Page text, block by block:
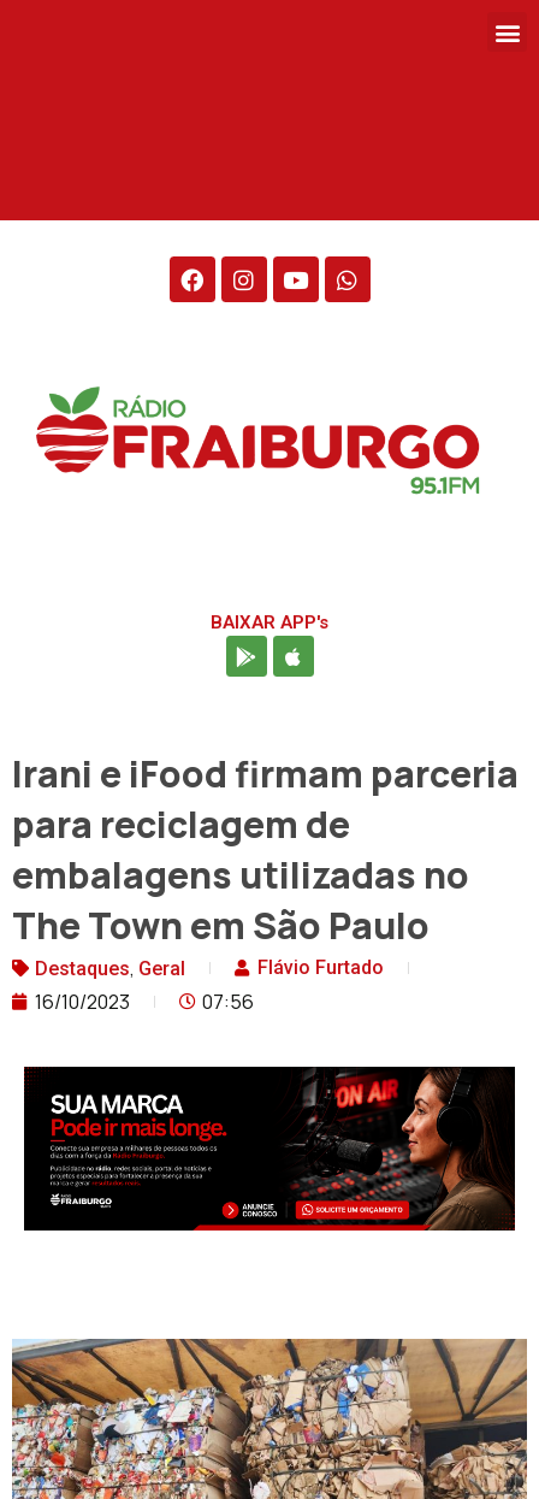
BAIXAR APP's
Irani e iFood firmam parceria
para reciclagem de
embalagens utilizadas no
The Town em São Paulo
Destaques, Geral Flávio Furtado
16/10/2023 07:56